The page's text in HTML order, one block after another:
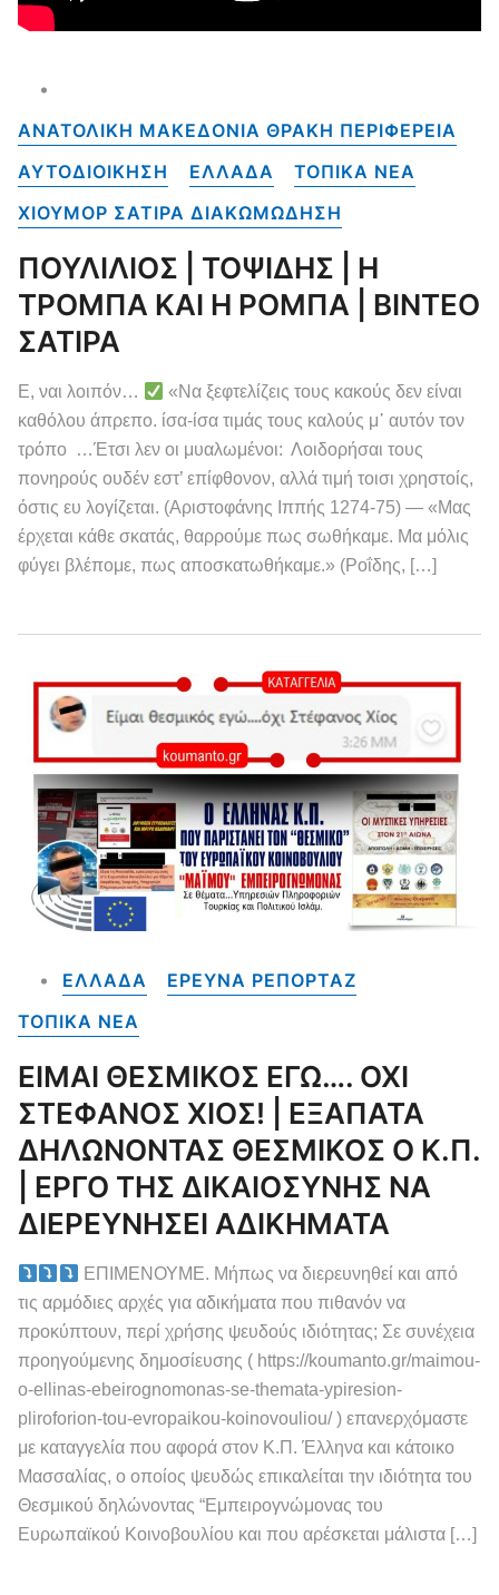
ΑΝΑΤΟΛΙΚΗ ΜΑΚΕΔΟΝΙΑ ΘΡΑΚΗ ΠΕΡΙΦΕΡΕΙΑ
ΑΥΤΟΔΙΟΙΚΗΣΗ
ΕΛΛΑΔΑ
ΤΟΠΙΚΑ NEA
ΧΙΟΥΜΟΡ ΣΑΤΙΡΑ ΔΙΑΚΩΜΩΔΗΣΗ
ΠΟΥΛΙΛΙΟΣ | ΤΟΨΙΔΗΣ | Η
ΤΡΟΜΠΑ ΚΑΙ Η ΡΟΜΠΑ | ΒΙΝΤΕΟ
ΣΑΤΙΡΑ
Ε, ναι λοιπόν…
«Να ξεφτελίζεις τους κακούς δεν είναι
καθόλου άπρεπο. ίσα-ίσα τιμάς τους καλούς μ᾽ αυτόν τον
τρόπο …Έτσι λεν οι μυαλωμένοι: Λοιδορήσαι τους
πονηρούς ουδέν εστ’ επίφθονον, αλλά τιμή τοισι χρηστοίς,
όστις ευ λογίζεται. (Αριστοφάνης Ιππής 1274-75) — «Μας
έρχεται κάθε σκατάς, θαρρούμε πως σωθήκαμε. Μα μόλις
φύγει βλέπομε, πως αποσκατωθήκαμε.» (Ροΐδης, […]
ΕΛΛΑΔΑ
ΕΡΕΥΝΑ ΡΕΠΟΡΤΑΖ
ΤΟΠΙΚΑ NEA
ΕΙΜΑΙ ΘΕΣΜΙΚΟΣ ΕΓΩ…. ΟΧΙ
ΣΤΕΦΑΝΟΣ ΧΙΟΣ! | ΕΞΑΠΑΤΑ
ΔΗΛΩΝΟΝΤΑΣ ΘΕΣΜΙΚΟΣ Ο Κ.Π.
| ΕΡΓΟ ΤΗΣ ΔΙΚΑΙΟΣΥΝΗΣ ΝΑ
ΔΙΕΡΕΥΝΗΣΕΙ ΑΔΙΚΗΜΑΤΑ
ΕΠΙΜΕΝΟΥΜΕ. Μήπως να διερευνηθεί και από
τις αρμόδιες αρχές για αδικήματα που πιθανόν να
προκύπτουν, περί χρήσης ψευδούς ιδιότητας; Σε συνέχεια
προηγούμενης δημοσίευσης ( https://koumanto.gr/maimou-
o-ellinas-ebeirognomonas-se-themata-ypiresion-
pliroforion-tou-evropaikou-koinovouliou/ ) επανερχόμαστε
με καταγγελία που αφορά στον Κ.Π. Έλληνα και κάτοικο
Μασσαλίας, ο οποίος ψευδώς επικαλείται την ιδιότητα του
Θεσμικού δηλώνοντας “Εμπειρογνώμονας του
Ευρωπαϊκού Κοινοβουλίου και που αρέσκεται μάλιστα […]